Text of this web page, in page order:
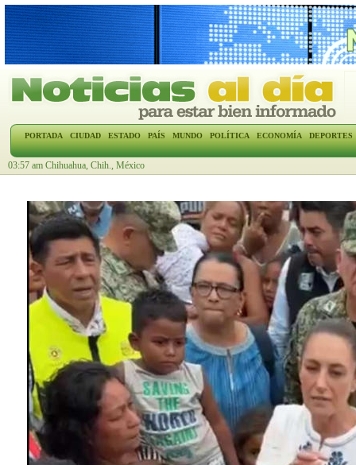
PORTADA CIUDAD ESTADO PAÍS MUNDO POLÍTICA ECONOMÍA DEPORTES
03:57 am Chihuahua, Chih., México